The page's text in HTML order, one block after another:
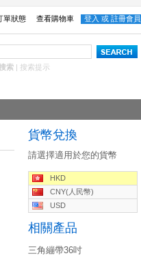
單狀態 查看購物車 登入 或 註冊會員
索 | 搜索提示
貨幣兌換
請選擇適用於您的貨幣
HKD
CNY(人民幣)
USD
相關產品
三角繃帶36吋